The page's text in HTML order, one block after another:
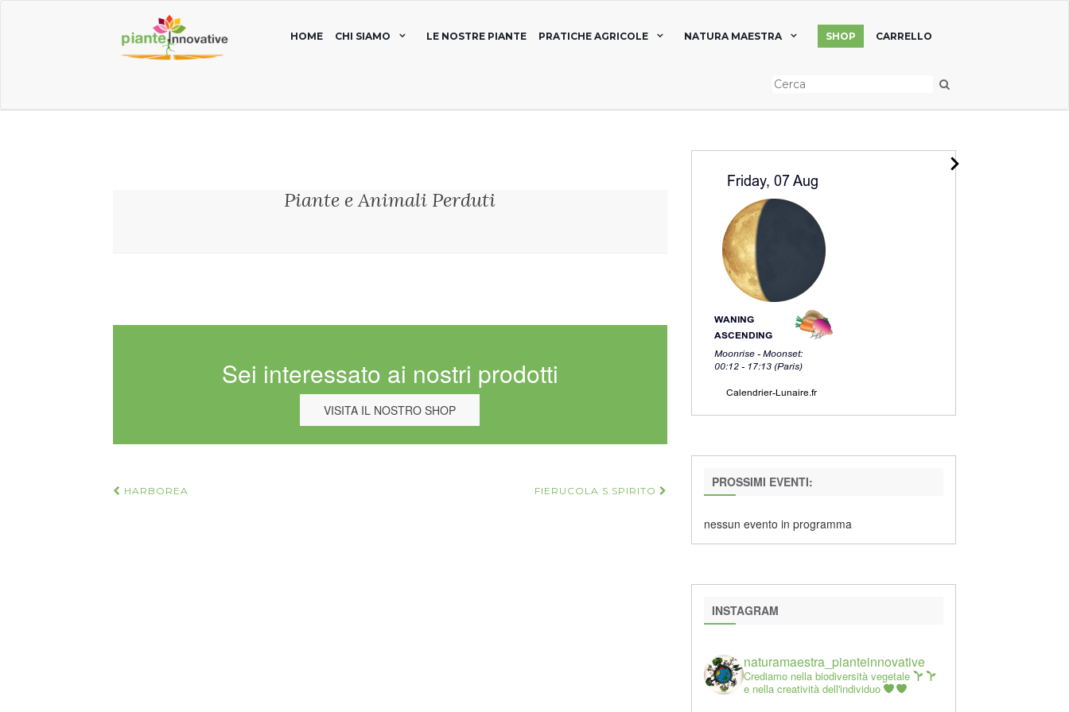
HOME CHI SIAMO LE NOSTRE PIANTE PRATICHE AGRICOLE NATURA MAESTRA SHOP CARRELLO
Piante e Animali Perduti
Sei interessato ai nostri prodotti
VISITA IL NOSTRO SHOP
Navigazione
HARBOREA FIERUCOLA S.SPIRITO
PROSSIMI EVENTI:
nessun evento in programma
INSTAGRAM
naturamaestra_pianteinnovative
Crediamo nella biodiversità vegetale
e nella creatività dell'individuo